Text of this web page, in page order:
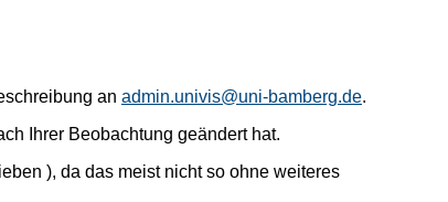
an admin.univis@uni-bamberg.de.
Ihrer Beobachtung geändert hat.
), da das meist nicht so ohne weiteres